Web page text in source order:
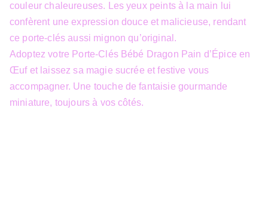
couleur chaleureuses. Les yeux peints à la main lui
confèrent une expression douce et malicieuse, rendant
ce porte-clés aussi mignon qu’original.
Adoptez votre Porte-Clés Bébé Dragon Pain d’Épice en
Œuf et laissez sa magie sucrée et festive vous
accompagner. Une touche de fantaisie gourmande
miniature, toujours à vos côtés.